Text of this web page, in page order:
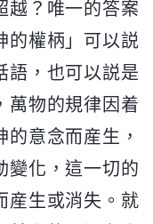
越？唯一的答案
的權柄」可以説
語，也可以説是
萬物的規律因着
意念而産生，
變化，這一切的
産生或消失。就